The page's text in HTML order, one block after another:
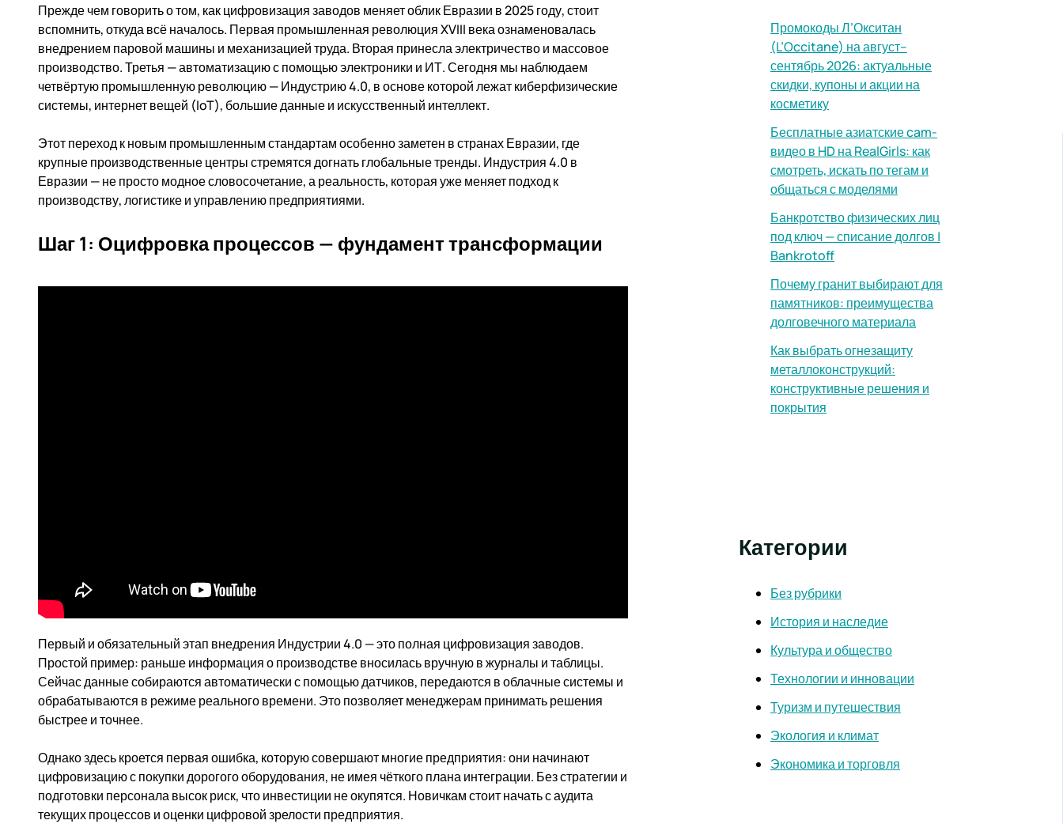
Прежде чем говорить о том, как цифровизация заводов меняет облик Евразии в 2025 году, стоит
вспомнить, откуда всё началось. Первая промышленная революция XVIII века ознаменовалась
внедрением паровой машины и механизацией труда. Вторая принесла электричество и массовое
производство. Третья — автоматизацию с помощью электроники и ИТ. Сегодня мы наблюдаем
четвёртую промышленную революцию — Индустрию 4.0, в основе которой лежат киберфизические
системы, интернет вещей (IoT), большие данные и искусственный интеллект.
Этот переход к новым промышленным стандартам особенно заметен в странах Евразии, где
крупные производственные центры стремятся догнать глобальные тренды. Индустрия 4.0 в
Евразии — не просто модное словосочетание, а реальность, которая уже меняет подход к
производству, логистике и управлению предприятиями.
Шаг 1: Оцифровка процессов — фундамент трансформации
Первый и обязательный этап внедрения Индустрии 4.0 — это полная цифровизация заводов.
Простой пример: раньше информация о производстве вносилась вручную в журналы и таблицы.
Сейчас данные собираются автоматически с помощью датчиков, передаются в облачные системы и
обрабатываются в режиме реального времени. Это позволяет менеджерам принимать решения
быстрее и точнее.
Однако здесь кроется первая ошибка, которую совершают многие предприятия: они начинают
цифровизацию с покупки дорогого оборудования, не имея чёткого плана интеграции. Без стратегии и
подготовки персонала высок риск, что инвестиции не окупятся. Новичкам стоит начать с аудита
текущих процессов и оценки цифровой зрелости предприятия.
Промокоды Л’Окситан
(L’Occitane) на август–
сентябрь 2026: актуальные
скидки, купоны и акции на
косметику
Бесплатные азиатские cam-
видео в HD на RealGirls: как
смотреть, искать по тегам и
общаться с моделями
Банкротство физических лиц
под ключ — списание долгов |
Bankrotoff
Почему гранит выбирают для
памятников: преимущества
долговечного материала
Как выбрать огнезащиту
металлоконструкций:
конструктивные решения и
покрытия
Категории
Без рубрики
История и наследие
Культура и общество
Технологии и инновации
Туризм и путешествия
Экология и климат
Экономика и торговля